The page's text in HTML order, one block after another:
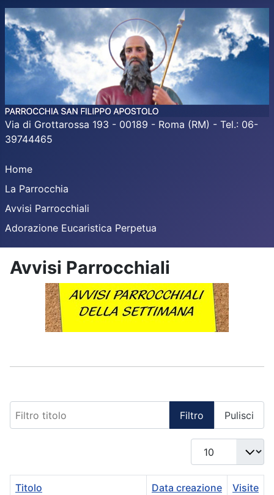
Via di Grottarossa 193 - 00189 - Roma (RM) - Tel.: 06-
39744465
Home
La Parrocchia
Avvisi Parrocchiali
Adorazione Eucaristica Perpetua
Avvisi Parrocchiali
Filtro Pulisci
Visualizza #
Titolo Data creazione Visite